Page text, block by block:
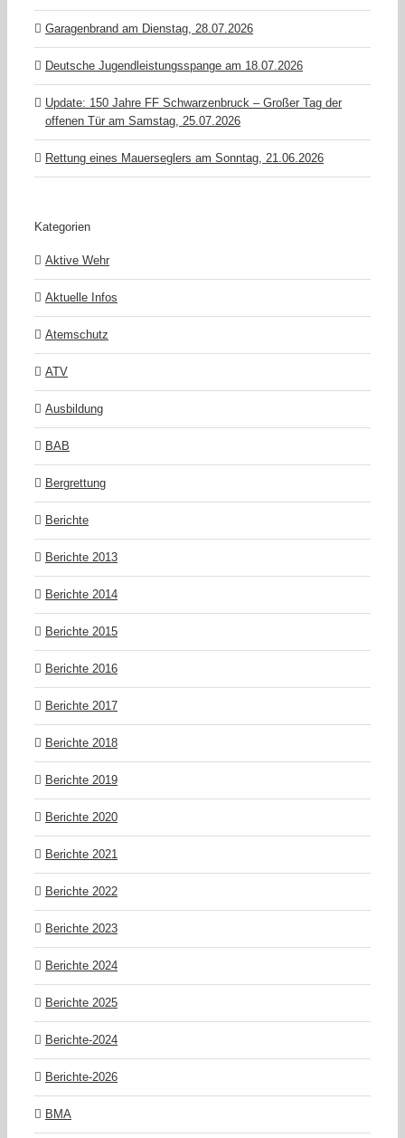
Garagenbrand am Dienstag, 28.07.2026
Deutsche Jugendleistungsspange am 18.07.2026
Update: 150 Jahre FF Schwarzenbruck – Großer Tag der
offenen Tür am Samstag, 25.07.2026
Rettung eines Mauerseglers am Sonntag, 21.06.2026
Kategorien
Aktive Wehr
Aktuelle Infos
Atemschutz
ATV
Ausbildung
BAB
Bergrettung
Berichte
Berichte 2013
Berichte 2014
Berichte 2015
Berichte 2016
Berichte 2017
Berichte 2018
Berichte 2019
Berichte 2020
Berichte 2021
Berichte 2022
Berichte 2023
Berichte 2024
Berichte 2025
Berichte-2024
Berichte-2026
BMA